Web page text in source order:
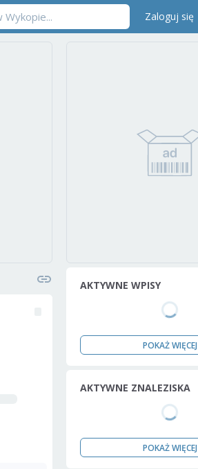
Zaloguj się
AKTYWNE WPISY
POKAŻ WIĘCEJ
AKTYWNE ZNALEZISKA
POKAŻ WIĘCEJ